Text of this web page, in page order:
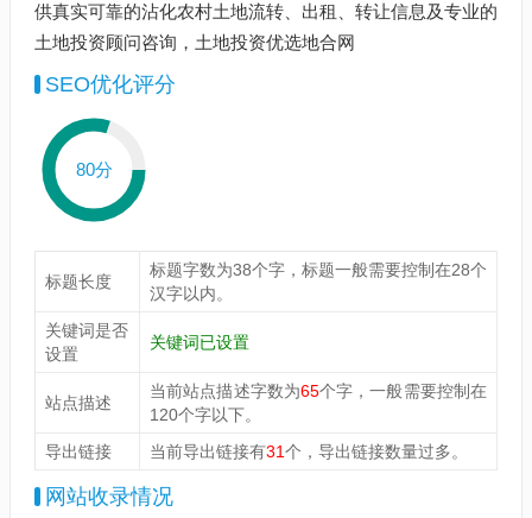
供真实可靠的沾化农村土地流转、出租、转让信息及专业的
土地投资顾问咨询，土地投资优选地合网
SEO优化评分
80分
标题长度
标题字数为38个字，标题一般需要控制在28个
汉字以内。
关键词是否
设置
关键词已设置
站点描述
当前站点描述字数为65个字，一般需要控制在
120个字以下。
导出链接
当前导出链接有31个，导出链接数量过多。
网站收录情况